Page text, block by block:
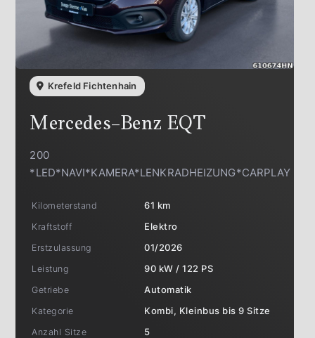
Krefeld Fichtenhain
Mercedes-Benz EQT
200
*LED*NAVI*KAMERA*LENKRADHEIZUNG*CARPLAY
Kilometerstand
61 km
Kraftstoff
Elektro
Erstzulassung
01/2026
Leistung
90 kW / 122 PS
Getriebe
Automatik
Kategorie
Kombi, Kleinbus bis 9 Sitze
Anzahl Sitze
5